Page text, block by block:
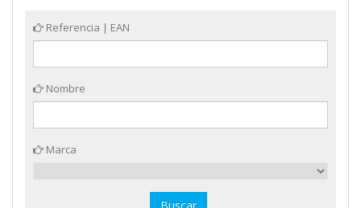
Referencia | EAN
Nombre
Marca